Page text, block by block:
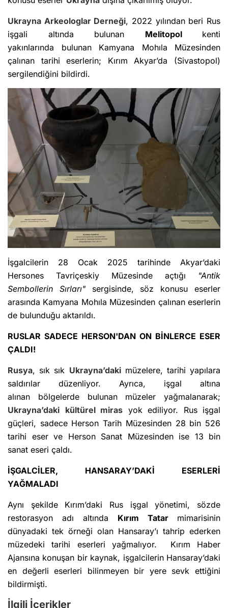
Ukrayna Arkeologlar Derneği, 2022 yılından beri Rus
işgali altında bulunan Melitopol kenti
yakınlarında bulunan Kamyana Mohıla Müzesinden
çalınan tarihi eserlerin; Kırım Akyar’da (Sivastopol)
sergilendiğini bildirdi.
İşgalcilerin 28 Ocak 2025 tarihinde Akyar’daki
Hersones Tavriçeskiy Müzesinde açtığı "Antik
Sembollerin Sırları"sergisinde, söz konusu eserler
arasında Kamyana Mohıla Müzesinden çalınan eserlerin
de bulunduğu aktarıldı.
RUSLAR SADECE HERSON'DAN ON BİNLERCE ESER
ÇALDI!
Rusya, sık sık Ukrayna’dakimüzelere, tarihi yapılara
saldırılar düzenliyor. Ayrıca, işgal altına
alınan bölgelerde bulunan müzeler yağmalanarak;
Ukrayna’daki kültürel miras yok ediliyor. Rus işgal
güçleri, sadece Herson Tarih Müzesinden 28 bin 526
tarihi eser ve Herson Sanat Müzesinden ise 13 bin
sanat eseri çaldı.
İŞGALCİLER, HANSARAY’DAKİ ESERLERİ
YAĞMALADI
Aynı şekilde Kırım’daki Rus işgal yönetimi, sözde
restorasyon adı altında Kırım Tatar mimarisinin
dünyadaki tek örneği olan Hansaray’ı tahrip ederken
müzedeki tarihi eserleri yağmalıyor. Kırım Haber
Ajansına konuşan bir kaynak, işgalcilerin Hansaray’daki
en değerli eserleri bilinmeyen bir yere sevk ettiğini
bildirmişti.
İlgili İçerikler